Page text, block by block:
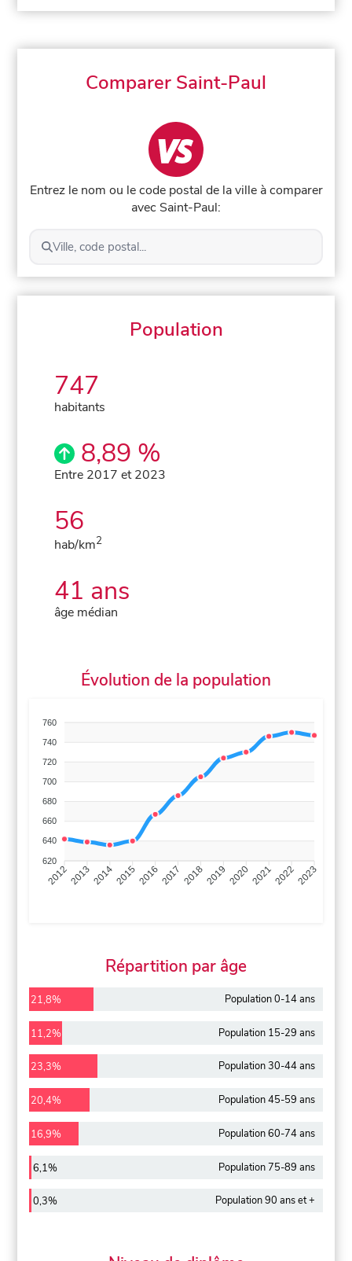
Comparer Saint-Paul
Entrez le nom ou le code postal de la ville à comparer
avec Saint-Paul:
Ville, code postal...
Population
747
habitants
8,89 %
Entre 2017 et 2023
56
hab/km2
41 ans
âge médian
Évolution de la population
760
740
720
700
680
660
640
620
201220132014201520162017 20182019 2020202120222023
Répartition par âge
21,8% Population 0-14 ans
11,2% Population 15-29 ans
23,3% Population 30-44 ans
20,4% Population 45-59 ans
16,9% Population 60-74 ans
6,1% Population 75-89 ans
0,3% Population 90 ans et +